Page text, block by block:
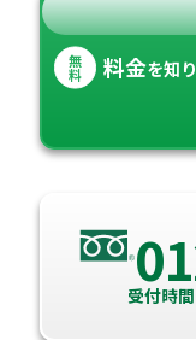
無
料 料金を知
受付時